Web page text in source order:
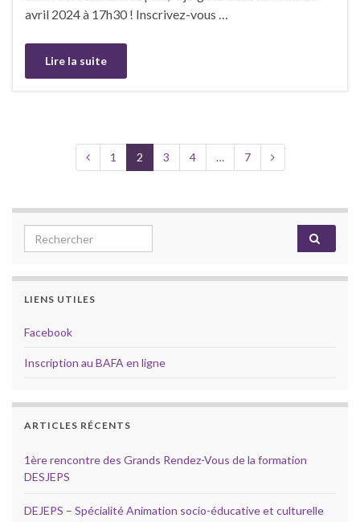
avril 2024 à 17h30 ! Inscrivez-vous …
Lire la suite
1 2 3 4 … 7
Search for:
LIENS UTILES
Facebook
Inscription au BAFA en ligne
ARTICLES RÉCENTS
1ère rencontre des Grands Rendez-Vous de la formation
DESJEPS
DEJEPS – Spécialité Animation socio-éducative et culturelle